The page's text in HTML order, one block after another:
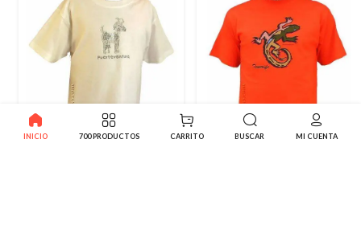
INICIO 700 PRODUCTOS CARRITO BUSCAR MI CUENTA